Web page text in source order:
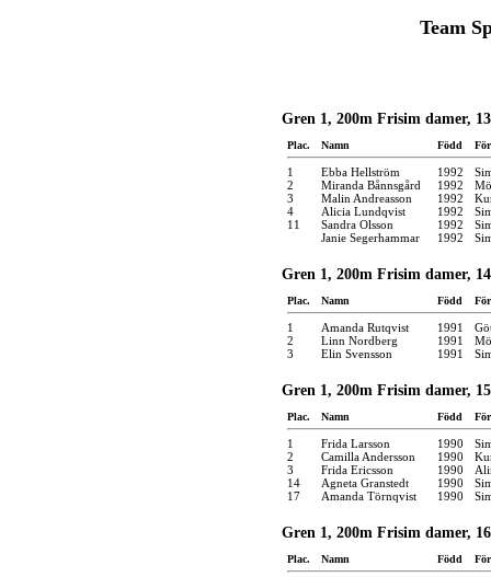
Team
Gren 1, 200m Frisim damer,
Plac. Namn Född
1 Ebba Hellström 1992
2
Miranda Bånnsgård 1992
3
Malin Andreasson 1992
4
Alicia Lundqvist 1992
11
Sandra Olsson 1992
Janie Segerhammar
1992
Gren 1, 200m Frisim damer,
Plac. Namn Född
1 Amanda Rutqvist 1991
2
Linn Nordberg 1991
3
Elin Svensson 1991
Gren 1, 200m Frisim damer,
Plac. Namn Född
1 Frida Larsson 1990
2
Camilla Andersson 1990
3
Frida Ericsson 1990
14
Agneta Granstedt 1990
17
Amanda Törnqvist 1990
Gren 1, 200m Frisim damer,
Plac. Namn Född